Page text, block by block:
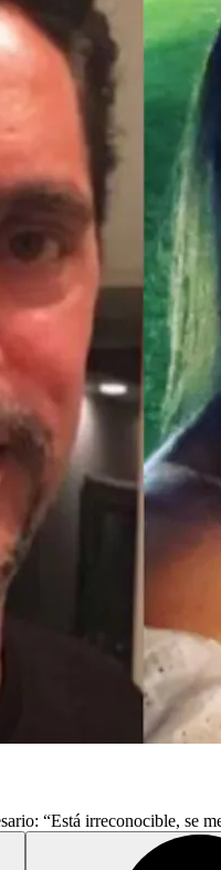
“Está irreconocible, se